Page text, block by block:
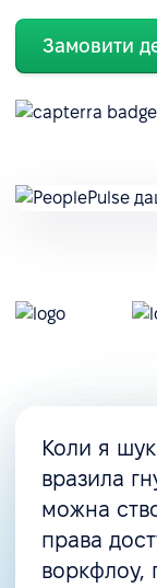
Замовити
Коли я
вразила
можна
права
воркфлоу,